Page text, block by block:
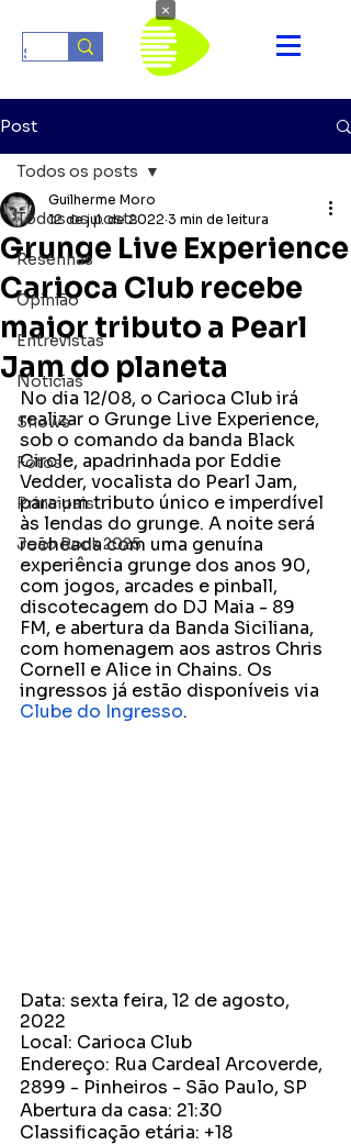
Post
Todos os posts
Resenhas
Opinião
Entrevistas
Notícias
Shows
Fotos
Principais
João Rock 2025
Todos os posts
Grunge Live Experience
Carioca Club recebe
maior tributo a Pearl
Jam do planeta
Guilherme Moro
12 de jul. de 2022 3 min de leitura
No dia 12/08, o Carioca Club irá
realizar o Grunge Live Experience,
sob o comando da banda Black
Circle, apadrinhada por Eddie
Vedder, vocalista do Pearl Jam,
para um tributo único e imperdível
às lendas do grunge. A noite será
recheada com uma genuína
experiência grunge dos anos 90,
com jogos, arcades e pinball,
discotecagem do DJ Maia - 89
FM, e abertura da Banda Siciliana,
com homenagem aos astros Chris
Cornell e Alice in Chains. Os
ingressos já estão disponíveis via
Clube do Ingresso.
Data: sexta feira, 12 de agosto,
2022
Local: Carioca Club
Endereço: Rua Cardeal Arcoverde,
2899 - Pinheiros - São Paulo, SP
Abertura da casa: 21:30
Classificação etária: +18
×